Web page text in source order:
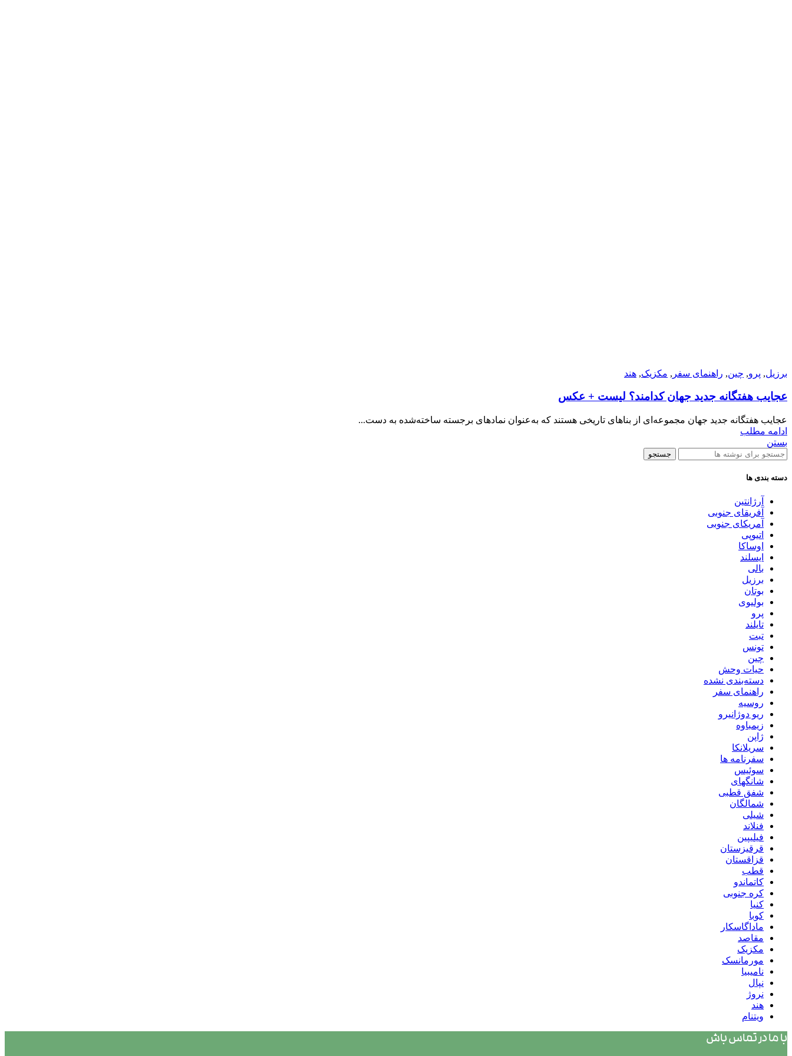
برزیل, پرو, چین, راهنمای سفر , مکزیک, هند
عجایب هفتگانه جدید جهان کدامند؟ لیست + عکس
عجایب هفتگانه جدید جهان مجموعه‌ای از بناهای تاریخی هستند که به‌عنوان نمادهای برجسته ساخته‌شده به دست...
ادامه مطلب
بستن
جستجو
دسته بندی ها
آرژانتین
آفریقای جنوبی
آمریکای جنوبی
اتیوپی
اوساکا
ایسلند
بالی
برزیل
بوتان
بولیوی
پرو
تایلند
تبت
تونس
چین
حیات وحش
دسته‌بندی نشده
راهنمای سفر
روسیه
ریو دوژانیرو
زیمباوه
ژاپن
سریلانکا
سفرنامه ها
سوئیس
شانگهای
شفق قطبی
شمالگان
شیلی
فنلاند
فیلیپین
قرقیزستان
قزاقستان
قطب
کاتماندو
کره جنوبی
کنیا
کوبا
ماداگاسکار
مقاصد
مکزیک
مورمانسک
نامیبیا
نپال
نروژ
هند
ویتنام
با ما در تماس باش